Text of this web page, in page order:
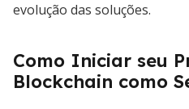
evolução das soluções.
Como Iniciar seu
Blockchain como